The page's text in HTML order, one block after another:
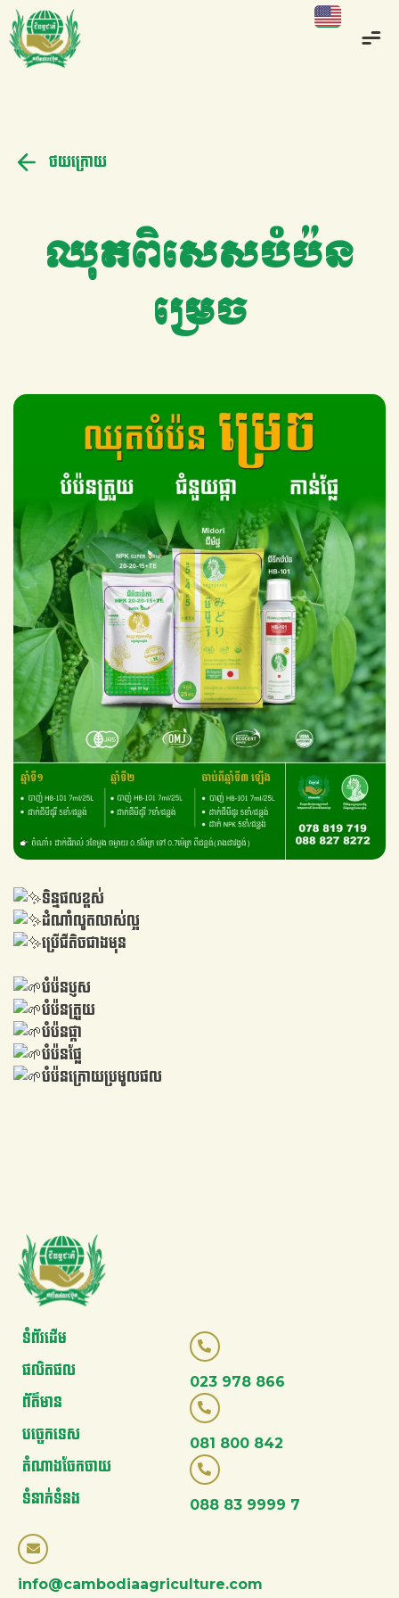
ថយក្រោយ
ឈុតពិសេសបំប៉ន
ម្រេច
ទិន្នផលខ្ពស់
ដំណាំលូតលាស់ល្អ
ប្រេីជីតិចជាងមុន
បំប៉នប្ញស
បំប៉នត្រួយ
បំប៉នផ្កា
បំប៉នផ្លែ
បំប៉នក្រោយប្រមូលផល
ទំព័រដើម
ផលិតផល
ព័ត៌មាន
បច្ចេកទេស
តំណាងចែកចាយ
ទំនាក់ទំនង
023 978 866
081 800 842
088 83 9999 7
info@cambodiaagriculture.com